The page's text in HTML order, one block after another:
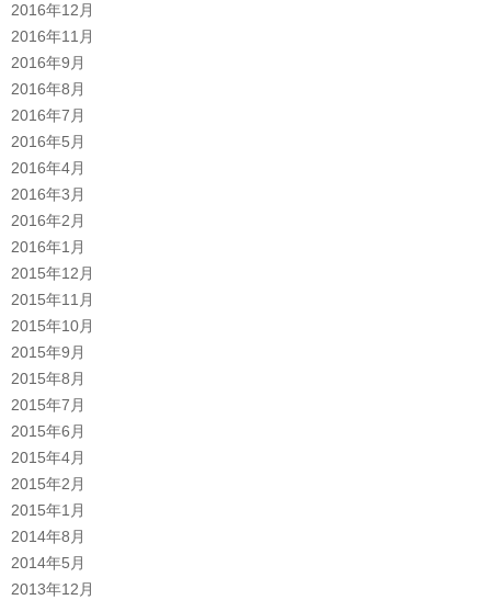
2016年12月
2016年11月
2016年9月
2016年8月
2016年7月
2016年5月
2016年4月
2016年3月
2016年2月
2016年1月
2015年12月
2015年11月
2015年10月
2015年9月
2015年8月
2015年7月
2015年6月
2015年4月
2015年2月
2015年1月
2014年8月
2014年5月
2013年12月